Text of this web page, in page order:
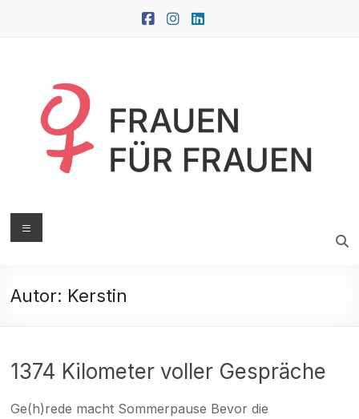
FRAUEN
FRAUEN
|
Menü
Autor: Kerstin
1374 Kilometer voller Gespräche
Ge(h)rede macht Sommerpause Bevor die